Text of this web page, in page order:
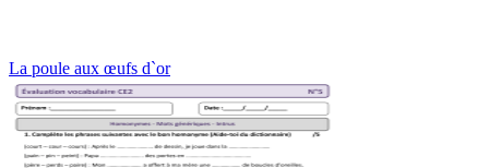
La poule aux œufs d`or